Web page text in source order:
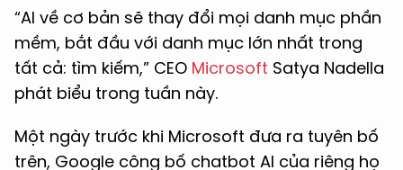
“AI về cơ bản sẽ thay đổi mọi danh mục phần
mềm, bắt đầu với danh mục lớn nhất trong
tất cả: tìm kiếm,” CEO Microsoft Satya Nadella
phát biểu trong tuần này.
Một ngày trước khi Microsoft đưa ra tuyên bố
trên, Google công bố chatbot AI của riêng họ